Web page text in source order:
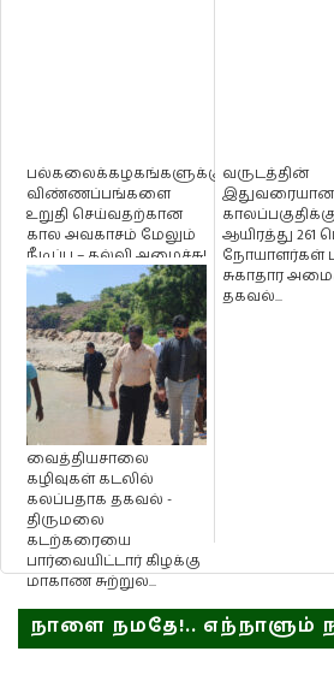
பல்கலைக்கழகங்களுக்கு
விண்ணப்பங்களை
உறுதி செய்வதற்கான
கால அவகாசம் மேலும்
நீடிப்பு – கல்வி அமைச்சு!
வருடத்தின்
இதுவரையான
ஆயிரத்து 261
நோயாளர்கள்
சுகாதார
தகவல்...
வைத்தியசாலை
கழிவுகள் கடலில்
கலப்பதாக தகவல் -
திருமலை
கடற்கரையை
பார்வையிட்டார் கிழக்கு
மாகாண சுற்றுல...
நாளை நமதே!.. எந்நாளும்